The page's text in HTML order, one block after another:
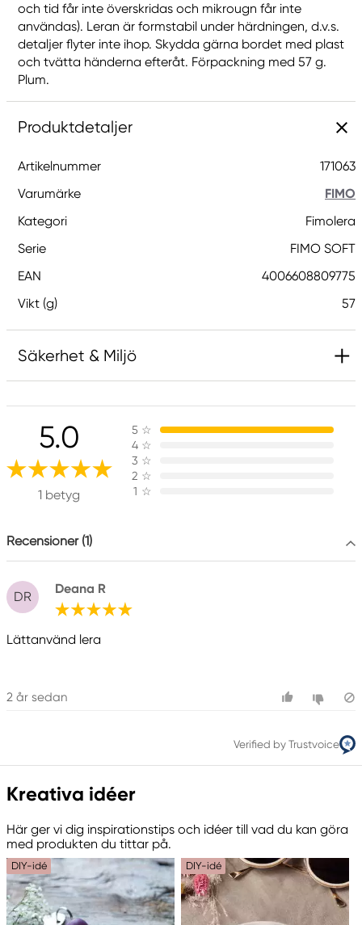
och tid får inte överskridas och mikrougn får inte
användas). Leran är formstabil under härdningen, d.v.s.
detaljer flyter inte ihop. Skydda gärna bordet med plast
och tvätta händerna efteråt. Förpackning med 57 g.
Plum.
Produktdetaljer
Artikelnummer
171063
Varumärke
FIMO
Kategori
Fimolera
Serie
FIMO SOFT
EAN
4006608809775
Vikt (g)
57
Säkerhet & Miljö
Ansvarig EU
FIMO
STEADTLER Mars BMbH & CO. KG
MOOSAECKERstr. 3
90427 Nuernberg, Germany
5.0
1 betyg
5 ☆
4 ☆
3 ☆
2 ☆
1 ☆
Recensioner (1)
DR
Deana R
Lättanvänd lera
2 år sedan
Verified by Trustvoice
Kreativa idéer
Här ger vi dig inspirationstips och idéer till vad du kan göra
med produkten du tittar på.
DIY-idé DIY-idé